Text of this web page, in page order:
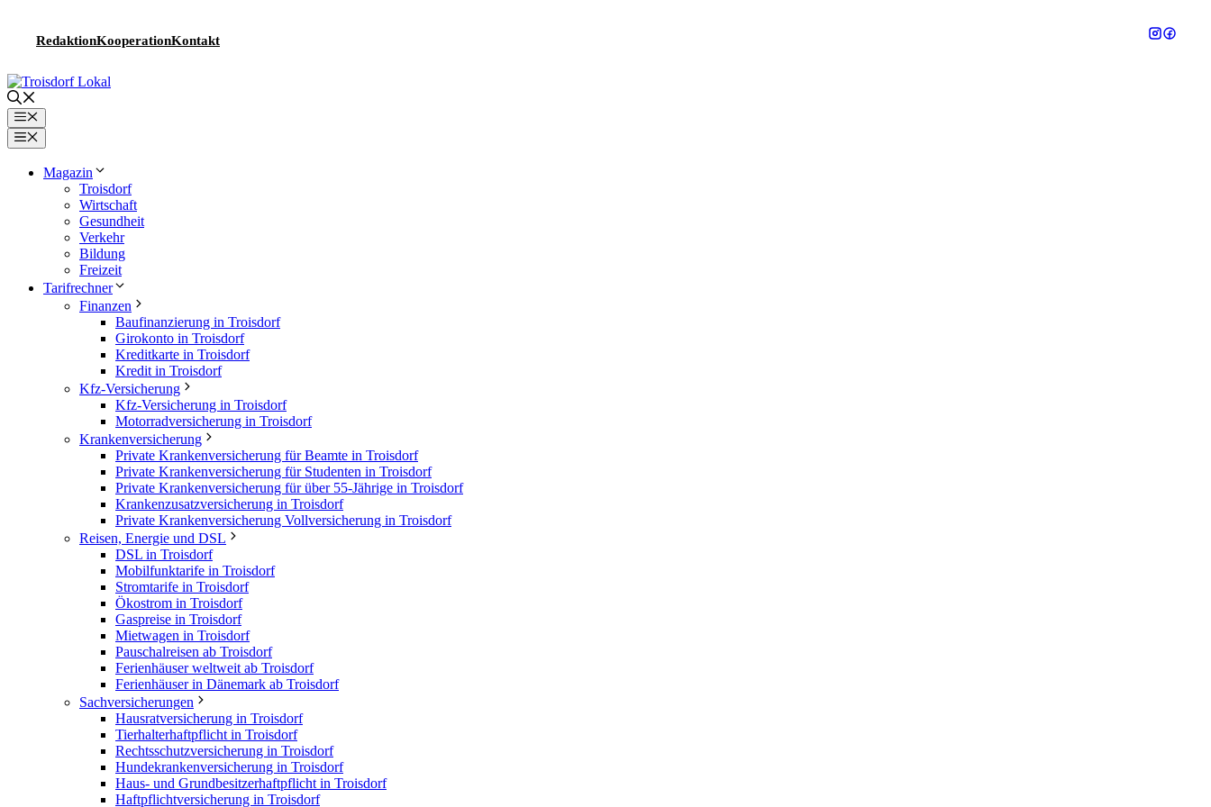
springenRedaktionKooperationKontakt
Menü
Menü
Magazin
Troisdorf
Wirtschaft
Gesundheit
Verkehr
Bildung
Freizeit
Tarifrechner
Finanzen
Baufinanzierung in Troisdorf
Girokonto in Troisdorf
Kreditkarte in Troisdorf
Kredit in Troisdorf
Kfz-Versicherung
Kfz-Versicherung in Troisdorf
Motorradversicherung in Troisdorf
Krankenversicherung
Private Krankenversicherung für Beamte in Troisdorf
Private Krankenversicherung für Studenten in Troisdorf
Private Krankenversicherung für über 55-Jährige in Troisdorf
Krankenzusatzversicherung in Troisdorf
Private Krankenversicherung Vollversicherung in Troisdorf
Reisen, Energie und DSL
DSL in Troisdorf
Mobilfunktarife in Troisdorf
Stromtarife in Troisdorf
Ökostrom in Troisdorf
Gaspreise in Troisdorf
Mietwagen in Troisdorf
Pauschalreisen ab Troisdorf
Ferienhäuser weltweit ab Troisdorf
Ferienhäuser in Dänemark ab Troisdorf
Sachversicherungen
Hausratversicherung in Troisdorf
Tierhalterhaftpflicht in Troisdorf
Rechtsschutzversicherung in Troisdorf
Hundekrankenversicherung in Troisdorf
Haus- und Grundbesitzerhaftpflicht in Troisdorf
Haftpflichtversicherung in Troisdorf